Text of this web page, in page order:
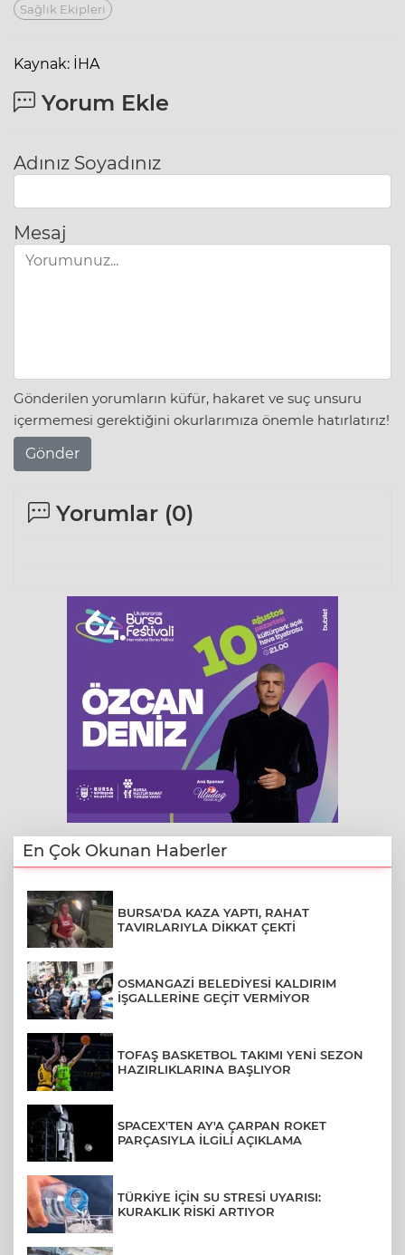
Sağlık Ekipleri
Kaynak: İHA
Yorum Ekle
Adınız Soyadınız
Mesaj
Gönderilen yorumların küfür, hakaret ve suç unsuru
içermemesi gerektiğini okurlarımıza önemle hatırlatırız!
Gönder
Yorumlar (0)
En Çok Okunan Haberler
BURSA'DA KAZA YAPTI, RAHAT
TAVIRLARIYLA DİKKAT ÇEKTİ
OSMANGAZİ BELEDİYESİ KALDIRIM
İŞGALLERİNE GEÇİT VERMİYOR
TOFAŞ BASKETBOL TAKIMI YENİ SEZON
HAZIRLIKLARINA BAŞLIYOR
SPACEX'TEN AY'A ÇARPAN ROKET
PARÇASIYLA İLGİLİ AÇIKLAMA
TÜRKİYE İÇİN SU STRESİ UYARISI:
KURAKLIK RİSKİ ARTIYOR